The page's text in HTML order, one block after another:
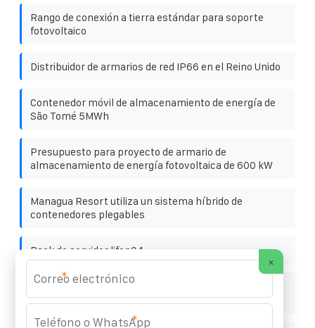
Rango de conexión a tierra estándar para soporte
fotovoltaico
Distribuidor de armarios de red IP66 en el Reino Unido
Contenedor móvil de almacenamiento de energía de
São Tomé 5MWh
Presupuesto para proyecto de armario de
almacenamiento de energía fotovoltaica de 600 kW
Managua Resort utiliza un sistema híbrido de
contenedores plegables
Rack de servidor lifep04
Comunicación Mantenimiento de estaciones base
ecológicas Energía solar
×
*
*